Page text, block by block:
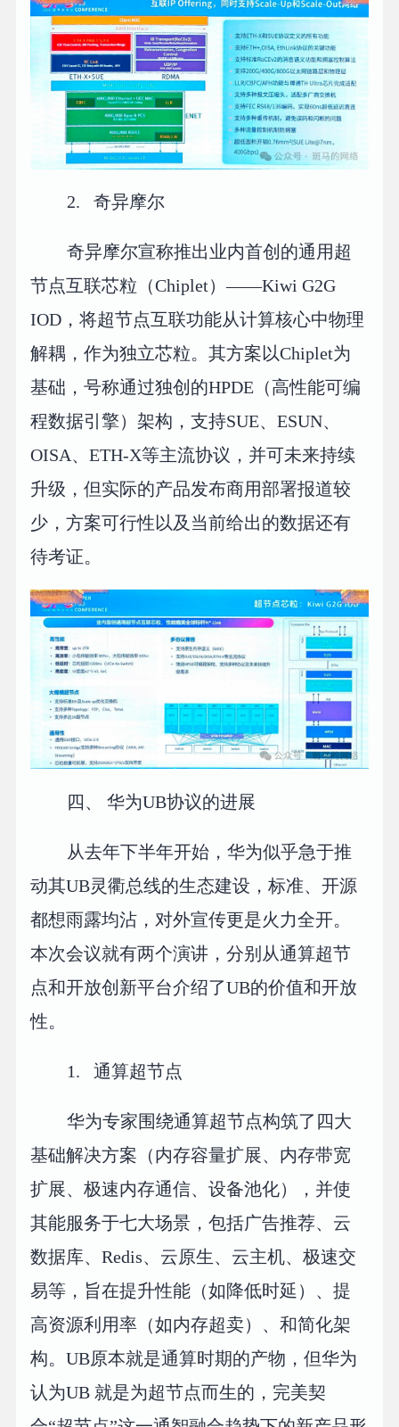
2. 奇异摩尔
奇异摩尔宣称推出业内首创的通用超
节点互联芯粒（Chiplet）——Kiwi G2G
IOD，将超节点互联功能从计算核心中物理
解耦，作为独立芯粒。其方案以Chiplet为
基础，号称通过独创的HPDE（高性能可编
程数据引擎）架构，支持SUE、ESUN、
OISA、ETH-X等主流协议，并可未来持续
升级，但实际的产品发布商用部署报道较
少，方案可行性以及当前给出的数据还有
待考证。
四、 华为UB协议的进展
从去年下半年开始，华为似乎急于推
动其UB灵衢总线的生态建设，标准、开源
都想雨露均沾，对外宣传更是火力全开。
本次会议就有两个演讲，分别从通算超节
点和开放创新平台介绍了UB的价值和开放
性。
1. 通算超节点
华为专家围绕通算超节点构筑了四大
基础解决方案（内存容量扩展、内存带宽
扩展、极速内存通信、设备池化），并使
其能服务于七大场景，包括广告推荐、云
数据库、Redis、云原生、云主机、极速交
易等，旨在提升性能（如降低时延）、提
高资源利用率（如内存超卖）、和简化架
构。UB原本就是通算时期的产物，但华为
认为UB 就是为超节点而生的，完美契